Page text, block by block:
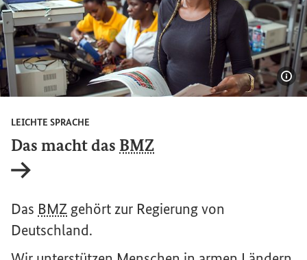
LEICHTE SPRACHE
Das macht das BMZ
Das BMZgehört zur Regierung von
Deutschland.